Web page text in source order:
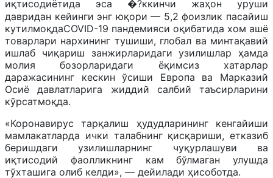
иқтисодиётида эса �?ккинчи жаҳон уруши
давридан кейинги энг юқори — 5,2 фоизлик пасайиш
кутилмоқдаCOVID-19 пандемияси оқибатида хом ашё
товарлари нархининг тушиши, глобал ва минтақавий
ишлаб чиқариш занжирларидаги узилишлар ҳамда
молия бозорларидаги ёқимсиз хатарлар
даражасининг кескин ўсиши Европа ва Марказий
Осиё давлатларига жиддий салбий таъсирларини
кўрсатмоқда.
«Коронавирус тарқалиш ҳудудларининг кенгайиши
мамлакатларда ички талабнинг қисқариши, етказиб
беришдаги узилишларнинг чуқурлашуви ва
иқтисодий фаолликнинг кам бўлмаган улушда
тўхташига олиб келди», — дейилади ҳисоботда.